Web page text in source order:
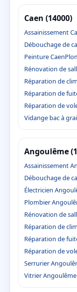
Caen (14000)
Assainissement
Débouchage de
Peinture Caen
Rénovation de
Réparation de
Réparation de
Réparation de
Vidange bac à
Angoulême
Assainissement
Débouchage de
Électricien
Plombier
Rénovation de
Réparation de
Réparation de
Réparation de
Serrurier
Vitrier Angoulême